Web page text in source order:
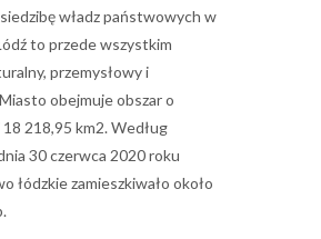
władz państwowych w
to przede wszystkim
przemysłowy i
obejmuje obszar o
218,95 km2. Według
30 czerwca 2020 roku
łódzkie zamieszkiwało około